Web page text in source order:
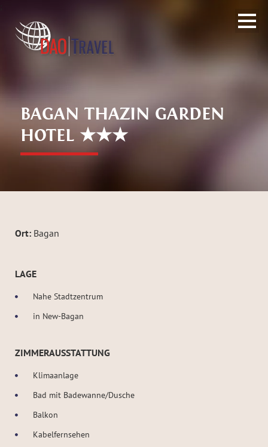
BAGAN THAZIN GARDEN
HOTEL ★★★
Ort: Bagan
LAGE
Nahe Stadtzentrum
in New-Bagan
ZIMMERAUSSTATTUNG
Klimaanlage
Bad mit Badewanne/Dusche
Balkon
Kabelfernsehen